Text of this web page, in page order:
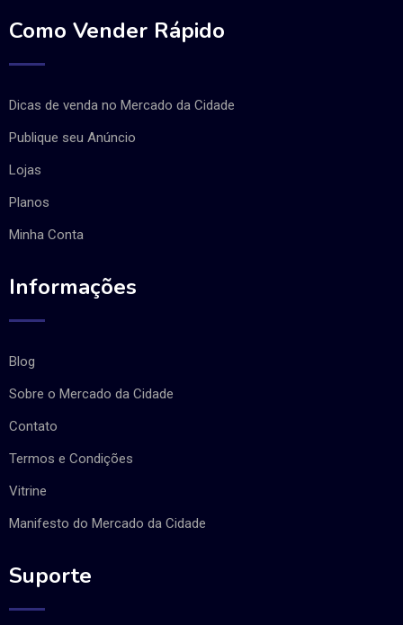
Como Vender Rápido
Dicas de venda no Mercado da Cidade
Publique seu Anúncio
Lojas
Planos
Minha Conta
Informações
Blog
Sobre o Mercado da Cidade
Contato
Termos e Condições
Vitrine
Manifesto do Mercado da Cidade
Suporte